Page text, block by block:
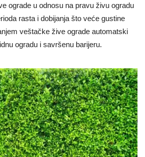
ograde u odnosu na pravu živu ogradu
rasta i dobijanja što veće gustine
veštačke žive ograde automatski
ogradu i savršenu barijeru.